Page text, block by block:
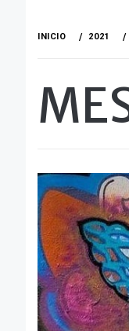
INICIO 2021